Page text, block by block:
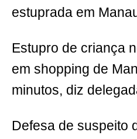
estuprada em
Estupro de criança
em shopping de
minutos, diz
Defesa de suspeito